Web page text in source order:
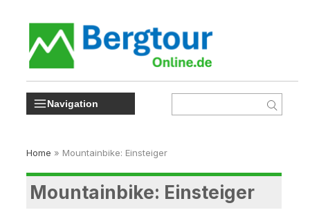
Navigation
Home » Mountainbike: Einsteiger
Mountainbike: Einsteiger